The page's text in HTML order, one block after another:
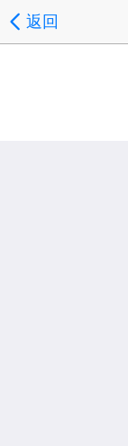
返回